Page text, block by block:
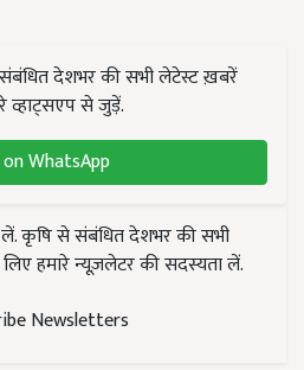
देशभर की सभी लेटेस्ट ख़बरें
व्हाट्सएप से जुड़ें.
WhatsApp
कृषि से संबंधित देशभर की सभी
हमारे न्यूज़लेटर की सदस्यता लें.
Newsletters